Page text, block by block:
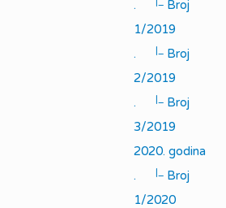
.
Broj
1/2019
.
|_ Broj
2/2019
.
|_ Broj
3/2019
2020. godina
.
|_ Broj
1/2020